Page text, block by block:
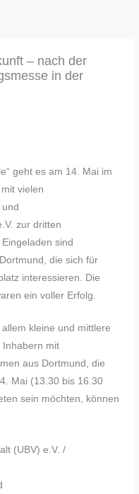
– nach der
in der
geht es am 14. Mai im
vielen
zur dritten
sind
die sich für
interessieren. Die
ein voller Erfolg.
kleine und mittlere
Inhabern mit
aus Dortmund, die
Mai (13.30 bis 16.30
sein möchten, können
(UBV) e.V. /